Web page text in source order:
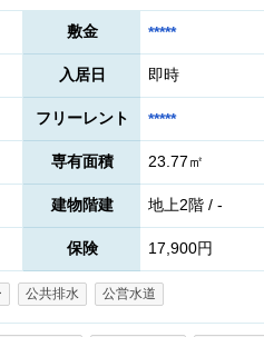
敷金 *****
入居日 即時
フリーレント *****
専有面積 23.77㎡
建物階建 地上2階 / -
保険 17,900円
公共排水 公営水道